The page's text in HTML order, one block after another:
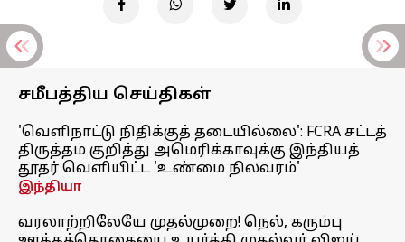
சமீபத்திய செய்திகள்
'வெளிநாட்டு நிதிக்குத் தடையில்லை': FCRA சட்டத்
திருத்தம் குறித்து அமெரிக்காவுக்கு இந்தியத்
தூதர் வெளியிட்ட 'உண்மை நிலவரம்'
இந்தியா
வரலாற்றிலேயே முதல்முறை! நெல், கரும்பு